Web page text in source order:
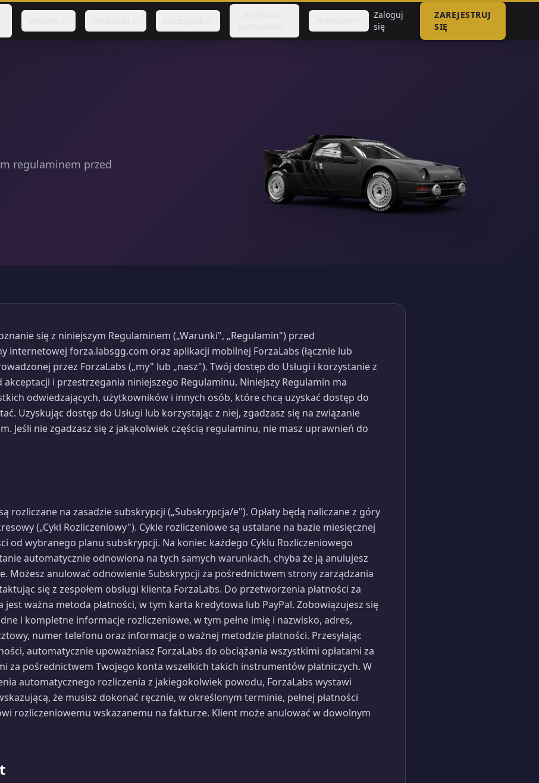
Zaloguj
się
ZAREJESTRUJ
SIĘ
regulaminem przed
się z niniejszym Regulaminem („Warunki", „Regulamin") przed
internetowej forza.labsgg.com oraz aplikacji mobilnej ForzaLabs (łącznie lub
przez ForzaLabs („my" lub „nasz"). Twój dostęp do Usługi i korzystanie z
akceptacji i przestrzegania niniejszego Regulaminu. Niniejszy Regulamin ma
odwiedzających, użytkowników i innych osób, które chcą uzyskać dostęp do
Uzyskując dostęp do Usługi lub korzystając z niej, zgadzasz się na związanie
Jeśli nie zgadzasz się z jakąkolwiek częścią regulaminu, nie masz uprawnień do
rozliczane na zasadzie subskrypcji („Subskrypcja/e"). Opłaty będą naliczane z góry
(„Cykl Rozliczeniowy"). Cykle rozliczeniowe są ustalane na bazie miesięcznej
od wybranego planu subskrypcji. Na koniec każdego Cyklu Rozliczeniowego
automatycznie odnowiona na tych samych warunkach, chyba że ją anulujesz
Możesz anulować odnowienie Subskrypcji za pośrednictwem strony zarządzania
się z zespołem obsługi klienta ForzaLabs. Do przetworzenia płatności za
jest ważna metoda płatności, w tym karta kredytowa lub PayPal. Zobowiązujesz się
i kompletne informacje rozliczeniowe, w tym pełne imię i nazwisko, adres,
numer telefonu oraz informacje o ważnej metodzie płatności. Przesyłając
automatycznie upoważniasz ForzaLabs do obciążania wszystkimi opłatami za
za pośrednictwem Twojego konta wszelkich takich instrumentów płatniczych. W
automatycznego rozliczenia z jakiegokolwiek powodu, ForzaLabs wystawi
że musisz dokonać ręcznie, w określonym terminie, pełnej płatności
rozliczeniowemu wskazanemu na fakturze. Klient może anulować w dowolnym